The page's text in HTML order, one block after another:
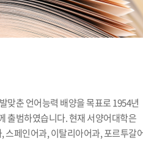
맞춘 언어능력 배양을 목표로 1954년
출범하였습니다. 현재 서양어대학은
스페인어과, 이탈리아어과, 포르투갈